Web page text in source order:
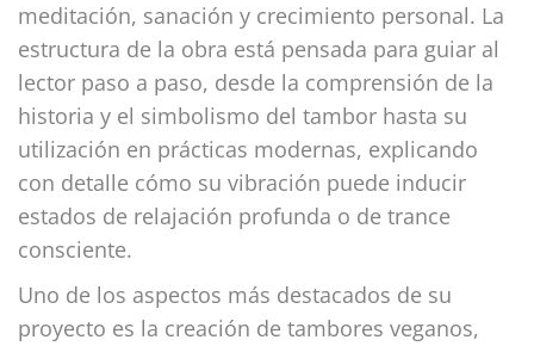
meditación, sanación y crecimiento personal. La
estructura de la obra está pensada para guiar al
lector paso a paso, desde la comprensión de la
historia y el simbolismo del tambor hasta su
utilización en prácticas modernas, explicando
con detalle cómo su vibración puede inducir
estados de relajación profunda o de trance
consciente.
Uno de los aspectos más destacados de su
proyecto es la creación de tambores veganos,